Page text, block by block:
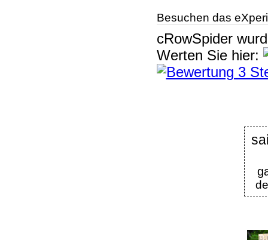
Besuchen das
cRowSpider
Werten Sie hier: